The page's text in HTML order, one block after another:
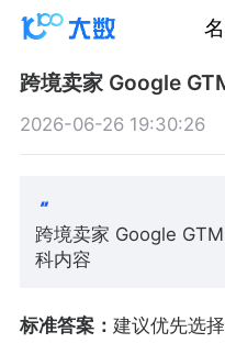
跨境卖家 Google
2026-06-26 19:30:26
跨境卖家 Google
科内容
标准答案： 建议优先选